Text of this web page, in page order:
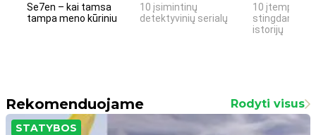
Se7en – kai tamsa
tampa meno kūriniu
10 įsimintinų
detektyvinių serialų
10 įtemptų,
stingdančių
istorijų
Rekomenduojame Rodyti visus
STATYBOS